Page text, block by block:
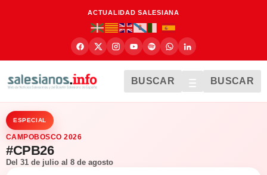
ACTUALIDAD SALESIANA
BUSCAR BUSCAR
ESPECIAL
CAMPOBOSCO 2026
#CPB26
Del 31 de julio al 8 de agosto